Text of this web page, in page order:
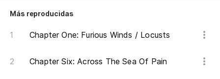
Más reproducidas
Chapter One: Furious Winds / Locusts
Chapter Six: Across The Sea Of Pain